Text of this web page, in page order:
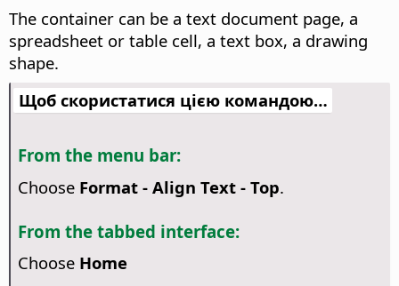
The container can be a text document page, a
spreadsheet or table cell, a text box, a drawing
shape.
Щоб скористатися цією командою…
From the menu bar:
Choose Format - Align Text - Top.
From the tabbed interface:
Choose Home